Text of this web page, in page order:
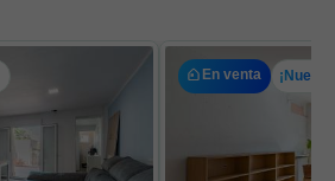
En venta ¡Nueva!